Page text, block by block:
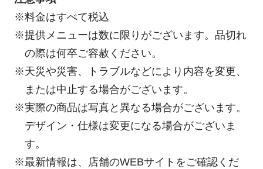
※料金はすべて税込
※提供メニューは数に限りがございます。品切れ
の際は何卒ご容赦ください。
※天災や災害、トラブルなどにより内容を変更、
または中止する場合がございます。
※実際の商品は写真と異なる場合がございます。
デザイン・仕様は変更になる場合がございま
す。
※最新情報は、店舗のWEBサイトをご確認くだ